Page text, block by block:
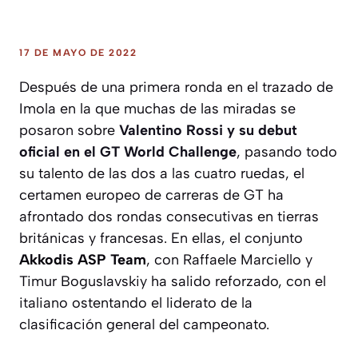
17 DE MAYO DE 2022
Después de una primera ronda en el trazado de
Imola en la que muchas de las miradas se
posaron sobre Valentino Rossi y su debut
oficial en el GT World Challenge, pasando todo
su talento de las dos a las cuatro ruedas, el
certamen europeo de carreras de GT ha
afrontado dos rondas consecutivas en tierras
británicas y francesas. En ellas, el conjunto
Akkodis ASP Team, con Raffaele Marciello y
Timur Boguslavskiy ha salido reforzado, con el
italiano ostentando el liderato de la
clasificación general del campeonato.